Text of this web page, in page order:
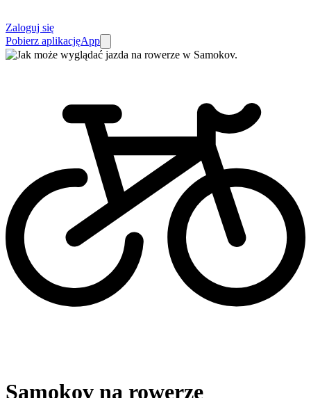
Zaloguj się
Pobierz aplikacjęApp
Samokov na rowerze